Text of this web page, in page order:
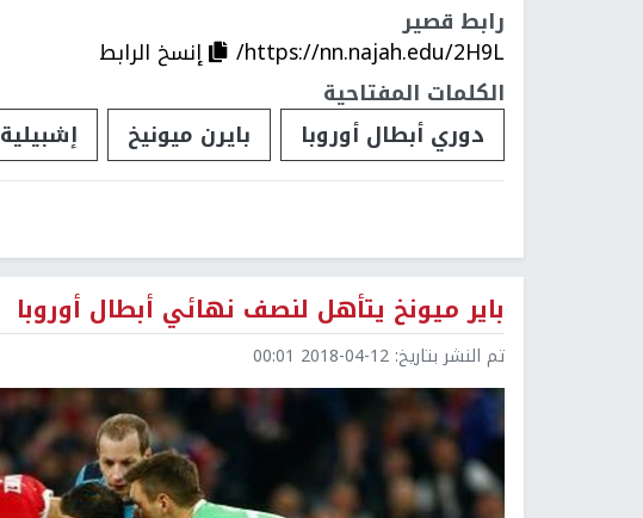
رابط قصير
https://nn.najah.edu/2H9L/
إنسخ الرابط
الكلمات المفتاحية
دوري أبطال أوروبا
بايرن ميونيخ إشبيلية
باير ميونخ يتأهل لنصف نهائي أبطال أوروبا
تم النشر بتاريخ: 2018-04-12 00:01